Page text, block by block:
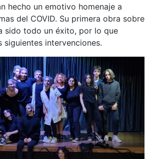
hecho un emotivo homenaje a
del COVID. Su primera obra sobre
sido todo un éxito, por lo que
siguientes intervenciones.